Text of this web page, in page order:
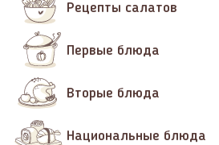
Рецепты салатов
Первые блюда
Вторые блюда
Национальные блюда